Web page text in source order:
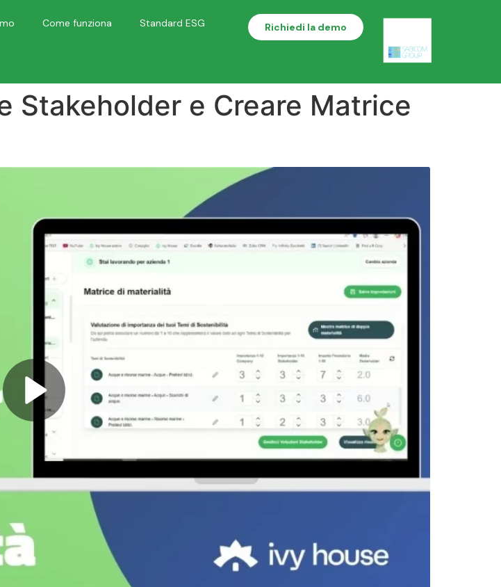
Come funziona
Standard ESG
Richiedi la demo
Stakeholder e Creare Matrice